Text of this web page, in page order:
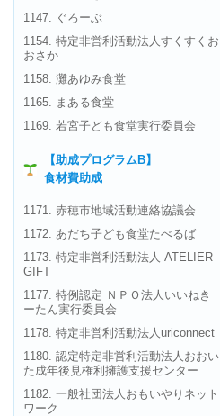
1147. ぐろーぶ
1154. 特定非営利活動法人すくすくお
おさか
1158. 灘あゆみ食堂
1165. まある食堂
1169. 若宮子ども食堂実行委員会
【助成プログラムB】
食材費助成
1171. 赤穂市地域活動連絡協議会
1172. あだち子ども食堂たべるば
1173. 特定非営利活動法人 ATELIER
GIFT
1177. 特例認定 ＮＰＯ法人いいねき
ーたん実行委員会
1178. 特定非営利活動法人uriconnect
1180. 認定特定非営利活動法人おおい
た成年後見権利擁護支援センター
1182. 一般社団法人おもいやりネット
ワーク